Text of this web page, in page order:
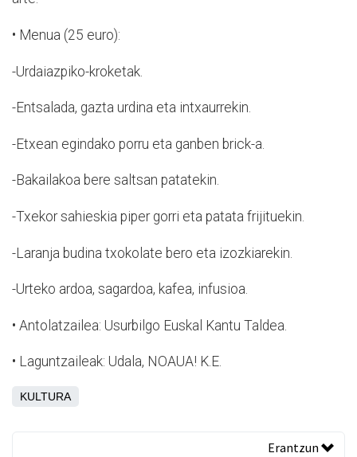
• Menua (25 euro):
-Urdaiazpiko-kroketak.
-Entsalada, gazta urdina eta intxaurrekin.
-Etxean egindako porru eta ganben brick-a.
-Bakailakoa bere saltsan patatekin.
-Txekor sahieskia piper gorri eta patata frijituekin.
-Laranja budina txokolate bero eta izozkiarekin.
-Urteko ardoa, sagardoa, kafea, infusioa.
• Antolatzailea: Usurbilgo Euskal Kantu Taldea.
• Laguntzaileak: Udala, NOAUA! K.E.
KULTURA
Erantzun